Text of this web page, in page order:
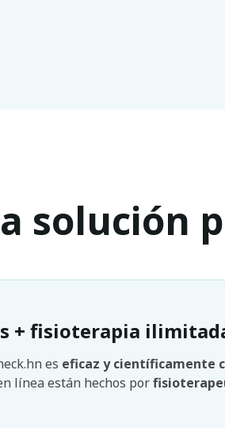
solución
+ fisioterapia
es eficaz y científicamente
línea están hechos por